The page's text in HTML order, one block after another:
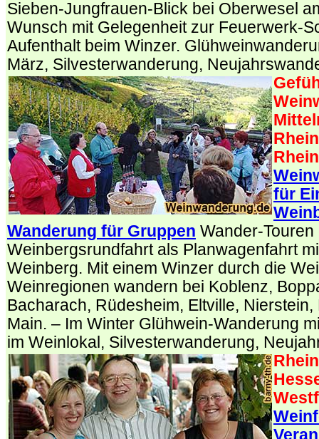
Sieben-Jungfrauen-Blick bei Oberwesel
Wunsch mit Gelegenheit zur Feuerwerk-
Aufenthalt beim Winzer.
März, Silvesterwanderung,
für
Wanderung für Gruppen Wander-Touren
Weinbergsrundfahrt als Planwagenfahrt
Weinberg. Mit einem Winzer durch die
Weinregionen wandern bei Koblenz,
Bacharach, Rüdesheim, Eltville,
Main. – Im Winter Glühwein-Wanderung
im Weinlokal, Silvesterwanderung,